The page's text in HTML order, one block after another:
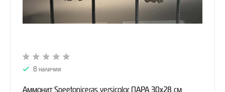
В наличии